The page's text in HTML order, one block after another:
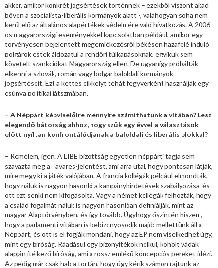
akkor, amikor konkrét jogsértések történnek – ezekből viszont akad
bőven a szocialista-liberális kormányok alatt -, valahogyan soha nem
kerül elő az általános alapértékek védelmére való hivatkozás. A 2006-
os magyarországi eseményekkel kapcsolatban például, amikor egy
törvényesen bejelentett megemlékezésről békésen hazafelé induló
polgárok estek áldozatul a rendőri túlkapásoknak, egyikük sem
követelt szankciókat Magyarország ellen. De ugyanígy próbálták
elkenni a szlovák, román vagy bolgár baloldali kormányok
jogsértéseit. Ezt a kettes cikkelyt tehát fegyverként használják egy
csúnya politikai játszmában.
– A Néppárt képviselőire mennyire számíthatunk a vitában? Lesz
elegendő bátorság ahhoz, hogy szűk egy évvel a választások
előtt nyíltan konfrontálódjanak a baloldali és liberális blokkal?
– Remélem, igen. A LIBE bizottság egyetlen néppárti tagja sem
szavazta meg a Tavares-jelentést, ami arra utal, hogy pontosan látják,
mire megy ki a játék valójában. A francia kollégák például elmondták,
hogy náluk is nagyon hasonló a kampányhirdetések szabályozása, és
ott ezt senki nem kifogásolta. Vagy a német kollégák felhozták, hogy
a család fogalmát náluk is nagyon hasonlóan definiálják, mint az
magyar Alaptörvényben, és így tovább. Úgyhogy őszintén hiszem,
hogy a parlamenti vitában is bebizonyosodik majd: mellettünk áll a
Néppárt, és ott is el fogják mondani, hogy az EP nem viselkedhet úgy,
mint egy bíróság. Ráadásul egy bizonyítékok nélkül, koholt vádak
alapján ítélkező bíróság, ami a rossz emlékű koncepciós pereket idézi.
Az pedig már csak hab a tortán, hogy úgy kérik számon rajtunk az